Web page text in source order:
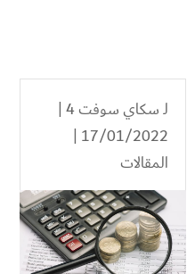
لـسكاي سوفت 4
|
17/01/2022 |
المقالات